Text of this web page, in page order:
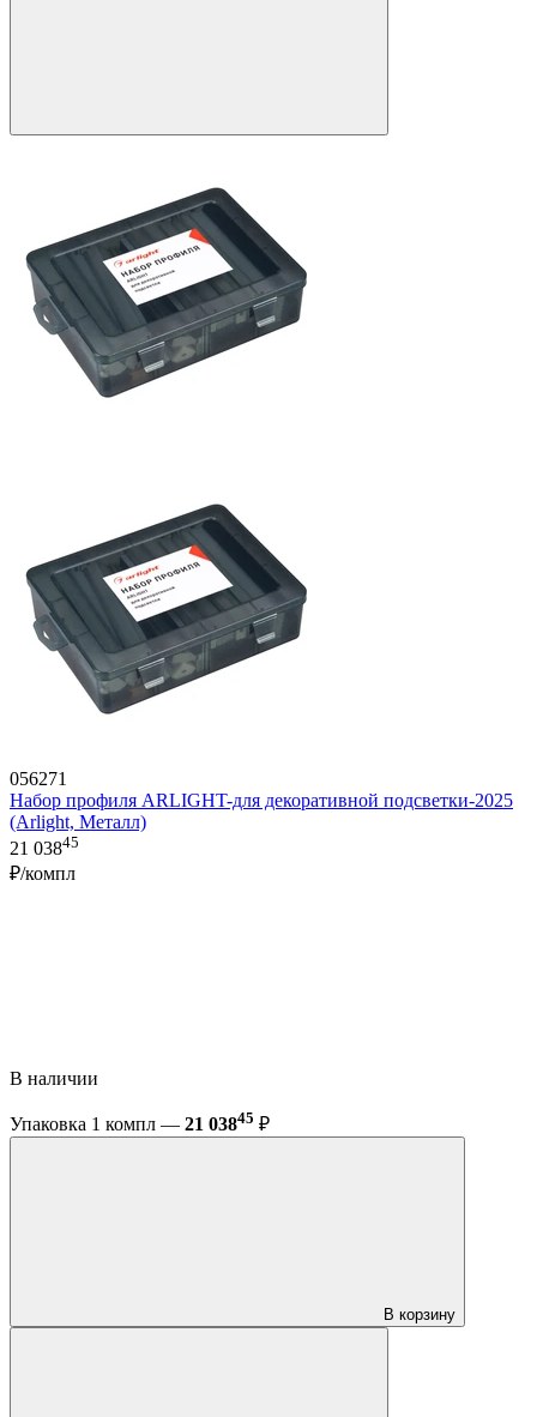
056271
Набор профиля ARLIGHT-для декоративной подсветки-2025
(Arlight, Металл)
21 03845
₽/компл
В наличии
Упаковка 1 компл — 21 03845 ₽
В корзину